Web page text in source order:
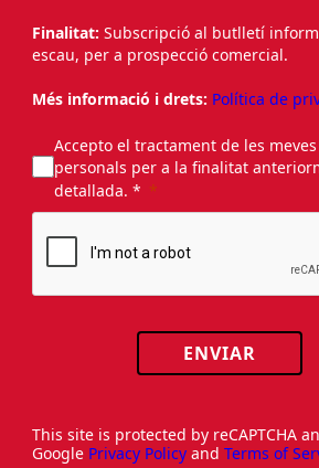
Finalitat: Subscripció al butlletí
escau, per a prospecció comercial.
Més informació i drets: Política de
Accepto el tractament de les
personals per a la finalitat
detallada. *
ENVIAR
This site is protected by reCAPTCHA
Google Privacy Policy and Terms of